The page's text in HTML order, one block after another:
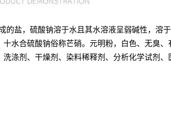
的盐，硫酸钠溶于水且其水溶液呈弱碱性，
水合硫酸钠俗称芒硝。元明粉，白色、无臭
涤剂、干燥剂、染料稀释剂、分析化学试剂